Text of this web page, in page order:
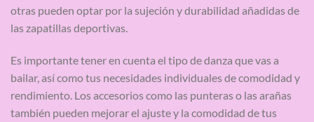
otras pueden optar por la sujeción y durabilidad añadidas de
las zapatillas deportivas.
Es importante tener en cuenta el tipo de danza que vas a
bailar, así como tus necesidades individuales de comodidad y
rendimiento. Los accesorios como las punteras o las arañas
también pueden mejorar el ajuste y la comodidad de tus